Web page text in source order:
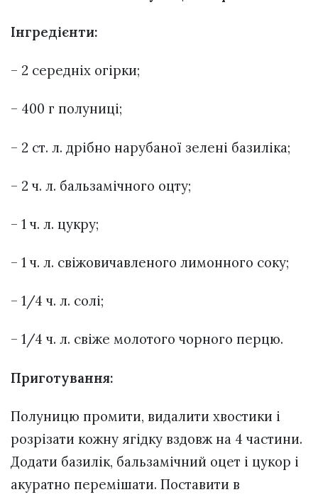
Інгредієнти:
– 2 середніх огірки;
– 400 г полуниці;
– 2 ст. л. дрібно нарубаної зелені базиліка;
– 2 ч. л. бальзамічного оцту;
– 1 ч. л. цукру;
– 1 ч. л. свіжовичавленого лимонного соку;
– 1/4 ч. л. солі;
– 1/4 ч. л. свіже молотого чорного перцю.
Приготування:
Полуницю промити, видалити хвостики і
розрізати кожну ягідку вздовж на 4 частини.
Додати базилік, бальзамічний оцет і цукор і
акуратно перемішати. Поставити в